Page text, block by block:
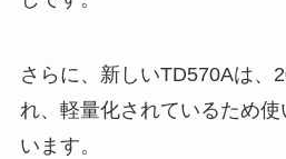
さらに、新しいTD570Aは、
れ、軽量化されているため
います。